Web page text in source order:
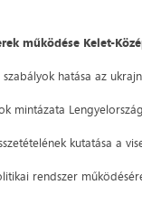
működése Kelet-
hatása az
mintázata
kutatása a
rendszer